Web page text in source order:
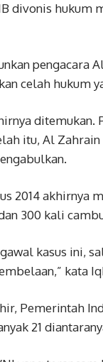
divonis
pengacara
celah hukum
ditemukan.
itu, Al
2014 akhirnya
300 kali
kasus ini,
kata
Pemerintah
21